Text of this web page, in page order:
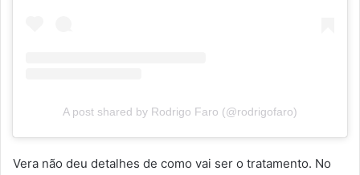
A post shared by Rodrigo Faro (@rodrigofaro)
Vera não deu detalhes de como vai ser o tratamento. No